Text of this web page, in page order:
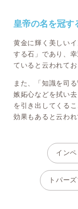
皇帝の名を冠す
黄金に輝く美しい
する石」であり、
ていると云われてお
また、「知識を司
嫉妬心などを拭い
を引き出してくる
効果もあると云われ
イン
トパー